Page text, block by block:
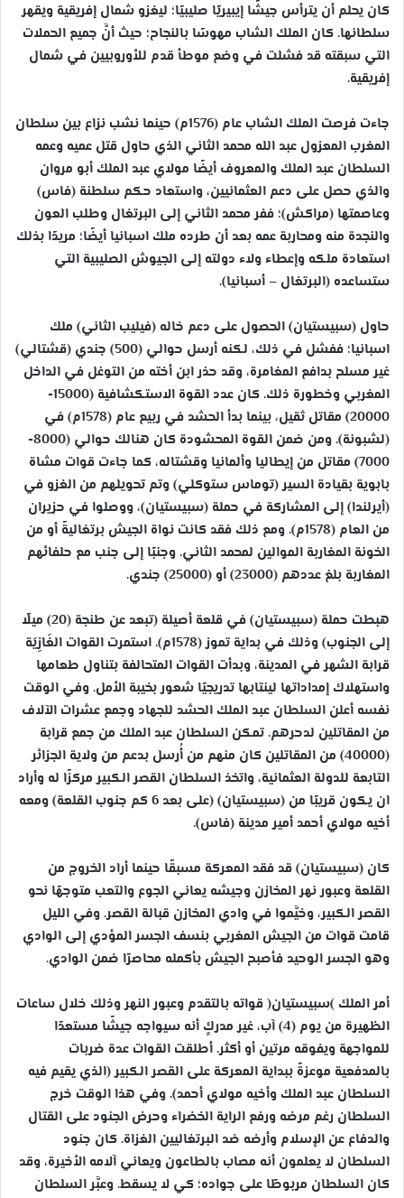
كان يحلم أن يترأس جيشًا إيبيريًا صليبيًا؛ ليغزو شمال إفريقية ويقهر
سلطانها. كان الملك الشاب مهوسًا بالنجاح؛ حيث أنَّ جميع الحملات
التي سبقته قد فشلت في وضع موطأ قدم للأوروبيين في شمال
إفريقية.
جاءت فرصت الملك الشاب عام (1576م) حينما نشب نزاع بين سلطان
المغرب المعزول عبد الله محمد الثاني الذي حاول قتل عميه وعمه
السلطان عبد الملك والمعروف أيضًا مولاي عبد الملك أبو مروان
والذي حصل على دعم العثمانيين، واستعاد حكم سلطنة (فاس)
وعاصمتها (مراكش)؛ ففر محمد الثاني إلى البرتغال وطلب العون
والنجدة منه ومحاربة عمه بعد أن طرده ملك اسبانيا أيضًا؛ مريدًا بذلك
استعادة ملكه وإعطاء ولاء دولته إلى الجيوش الصليبية التي
ستساعده (البرتغال – أسبانيا).
حاول (سبيستيان) الحصول على دعم خاله (فيليب الثاني) ملك
اسبانيا؛ ففشل في ذلك، لكنه أرسل حوالي (500) جندي (قشتالي)
غير مسلح بدافع المغامرة، وقد حذر ابن أخته من التوغل في الداخل
المغربي وخطورة ذلك. كان عدد القوة الاستكشافية (15000-
20000) مقاتل ثقيل، بينما بدأ الحشد في ربيع عام (1578م) في
(لشبونة). ومن ضمن القوة المحشودة كان هنالك حوالي (8000-
7000) مقاتل من إيطاليا وألمانيا وقشتاله، كما جاءت قوات مشاة
بابوية بقيادة السير (توماس ستوكلي) وتم تحويلهم من الغزو في
(أيرلندا) إلى المشاركة في حملة (سبيستيان)، ووصلوا في حزيران
من العام (1578م). ومع ذلك فقد كانت نواة الجيش برتغاليةً أو من
الخونة المغاربة الموالين لمحمد الثاني. وجنبًا إلى جنب مع حلفائهم
المغاربة بلغ عددهم (23000) أو (25000) جندي.
هبطت حملة (سبيستيان) في قلعة أصيلة (تبعد عن طنجة (20) ميلًا
إلى الجنوب) وذلك في بداية تموز (1578م). استمرت القوات الغَازِيَة
قرابة الشهر في المدينة، وبدأت القوات المتحالفة بتناول طعامها
واستهلاك إمداداتها لينتابها تدريجيًا شعور بخيبة الأمل. وفي الوقت
نفسه أعلن السلطان عبد الملك الحشد للجهاد وجمع عشرات الآلاف
من المقاتلين لدحرهم. تمكن السلطان عبد الملك من جمع قرابة
(40000) من المقاتلين كان منهم من أُرسل بدعم من ولاية الجزائر
التابعة للدولة العثمانية، واتخذ السلطان القصر الكبير مركزًا له وأراد
ان يكون قريبًا من (سبيستيان) (على بعد 6 كم جنوب القلعة) ومعه
أخيه مولاي أحمد أمير مدينة (فاس).
كان (سبيستيان) قد فقد المعركة مسبقًا حينما أراد الخروج من
القلعة وعبور نهر المخازن وجيشه يعاني الجوع والتعب متوجهًا نحو
القصر الكبير، وخيَّموا في وادي المخازن قبالة القصر. وفي الليل
قامت قوات من الجيش المغربي بنسف الجسر المؤدي إلى الوادي
وهو الجسر الوحيد فأصبح الجيش بأكمله محاصرًا ضمن الوادي.
أمر الملك )سبيستيان( قواته بالتقدم وعبور النهر وذلك خلال ساعات
الظهيرة من يوم (4) آب، غير مدركٍ أنه سيواجه جيشًا مستعدًا
للمواجهة ويفوقه مرتين أو أكثر. أطلقت القوات عدة ضربات
بالمدفعية موعزةً ببداية المعركة على القصر الكبير (الذي يقيم فيه
السلطان عبد الملك وأخيه مولاي أحمد). وفي هذا الوقت خرج
السلطان رغم مرضه ورفع الراية الخضراء وحرض الجنود على القتال
والدفاع عن الإسلام وأرضه ضد البرتغاليين الغزاة. كان جنود
السلطان لا يعلمون أنه مصاب بالطاعون ويعاني آلامه الأخيرة، وقد
كان السلطان مربوطًا على جواده؛ كي لا يسقط. وعبَّر السلطان